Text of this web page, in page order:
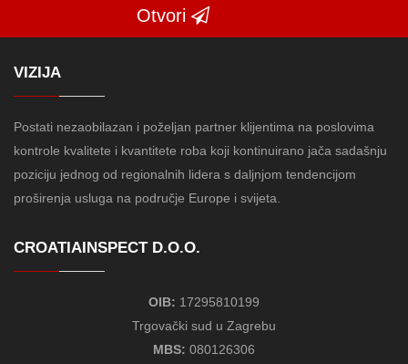
Otvori
VIZIJA
Postati nezaobilazan i poželjan partner klijentima na poslovima
kontrole kvalitete i kvantitete roba koji kontinuirano jača sadašnju
poziciju jednog od regionalnih lidera s daljnjom tendencijom
proširenja usluga na područje Europe i svijeta.
CROATIAINSPECT D.O.O.
OIB: 17295810199
Trgovački sud u Zagrebu
MBS: 080126306